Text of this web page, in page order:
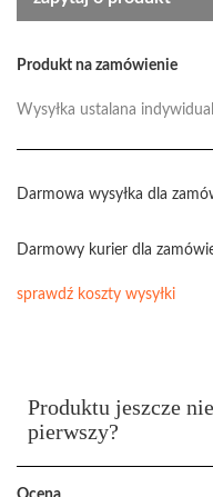
Produkt na zamówienie
Wysyłka ustalana
Darmowa wysyłka dla
Darmowy kurier dla
sprawdź koszty wysyłki
Produktu jeszcze
pierwszy?